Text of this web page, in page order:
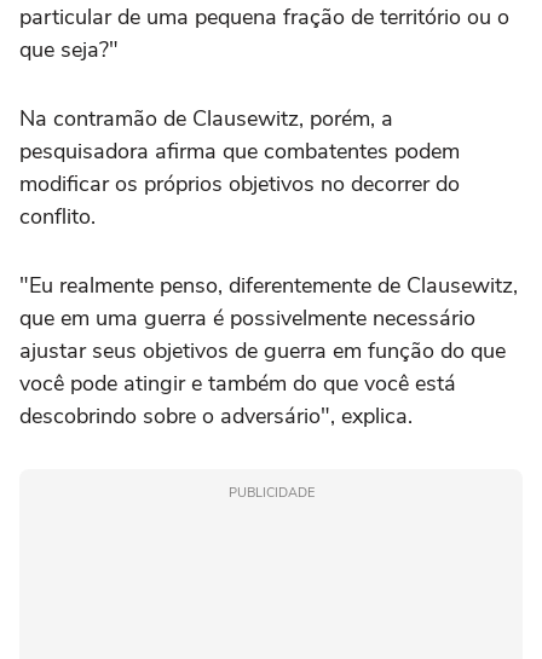
particular de uma pequena fração de território ou o
que seja?"
Na contramão de Clausewitz, porém, a
pesquisadora afirma que combatentes podem
modificar os próprios objetivos no decorrer do
conflito.
"Eu realmente penso, diferentemente de Clausewitz,
que em uma guerra é possivelmente necessário
ajustar seus objetivos de guerra em função do que
você pode atingir e também do que você está
descobrindo sobre o adversário", explica.
PUBLICIDADE